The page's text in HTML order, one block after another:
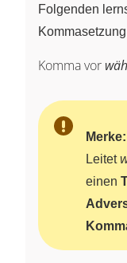
Folgenden
Komma vor
Merke:
Leitet
einen